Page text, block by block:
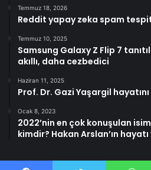
Temmuz 18, 2026
Reddit yapay zeka spam
Temmuz 10, 2025
Samsung Galaxy Z Flip 7
akıllı, daha cezbedici
Haziran 11, 2025
Prof. Dr. Gazi Yaşargil
Ocak 8, 2023
2022’nin en çok konuşulan
kimdir? Hakan Arslan’ın